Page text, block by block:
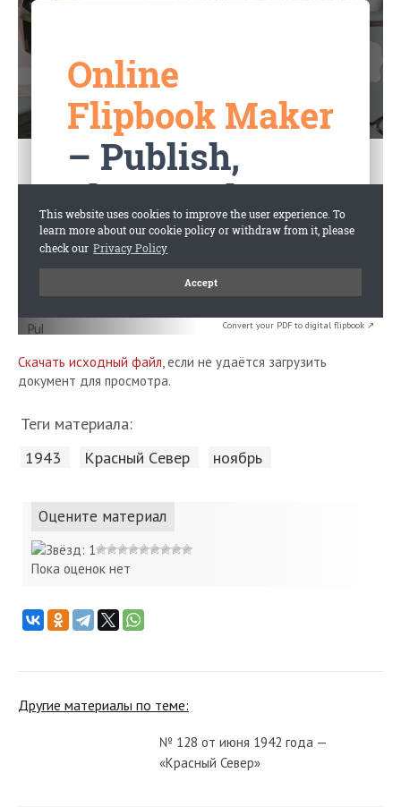
Convert your PDF to digital flipbook ↗
Скачать исходный файл, если не удаётся загрузить
документ для просмотра.
Теги материала:
1943 Красный Cевер ноябрь
Оцените материал
Пока оценок нет
Другие материалы по теме:
№ 128 от июня 1942 года —
«Красный Север»